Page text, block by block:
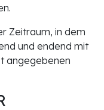
Zeitraum, in dem
und endend mit
angegebenen